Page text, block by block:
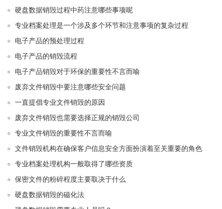
硬盘数据销毁过程中药注意哪些事项呢
专业档案处理是一个涉及多个环节和注意事项的复杂过程
电子产品的预处理过程
电子产品的销毁流程
电子产品销毁对于环保的重要性不言而喻
废弃文件销毁中要注意哪些安全问题
一直提倡专业文件销毁的原因
废弃文件销毁也需要选择正规的销毁公司
专业文件销毁的重要性不言而喻
文件销毁机构在确保客户信息安全方面扮演着至关重要的角色
专业档案处理机构一般取得了哪些资质
保密文件的粉碎程度主要取决于什么
硬盘数据销毁的磁化法